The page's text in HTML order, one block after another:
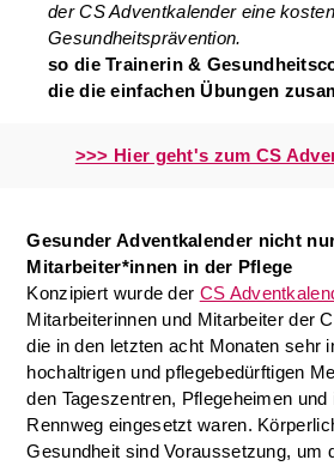
der CS Adventkalender eine
Gesundheitsprävention.
so die Trainerin &
die die einfachen Übungen
>>> Hier geht's zum CS
Gesunder Adventkalender nicht
Mitarbeiter*innen in der Pflege
Konzipiert wurde der CS
Mitarbeiterinnen und Mitarbeiter der
die in den letzten acht Monaten sehr
hochaltrigen und pflegebedürftigen
den Tageszentren, Pflegeheimen
Rennweg eingesetzt waren.
Gesundheit sind Voraussetzung, um